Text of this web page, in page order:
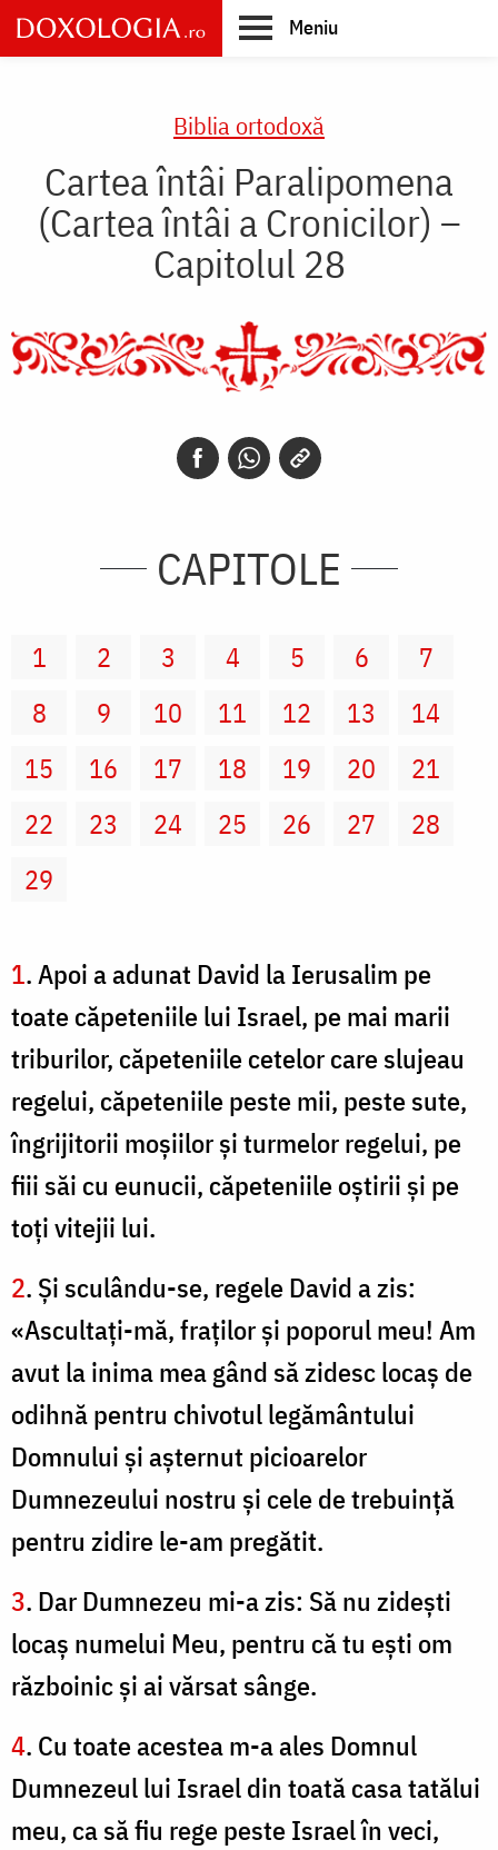
Skip
to
main
Meniu
Biblia ortodoxă
Cartea întâi Paralipomena
(Cartea întâi a Cronicilor) –
Capitolul 28
CAPITOLE
1 2 3 4 5 6
7
8
9 10 11 12 13
14
15
16 17 18 19 20
21
22
23 24 25 26 27
28
29
1. Apoi a adunat David la Ierusalim pe
toate căpeteniile lui Israel, pe mai marii
triburilor, căpeteniile cetelor care slujeau
regelui, căpeteniile peste mii, peste sute,
îngrijitorii moşiilor şi turmelor regelui, pe
fiii săi cu eunucii, căpeteniile oştirii şi pe
toţi vitejii lui.
2. Şi sculându-se, regele David a zis:
«Ascultaţi-mă, fraţilor şi poporul meu! Am
avut la inima mea gând să zidesc locaş de
odihnă pentru chivotul legământului
Domnului şi aşternut picioarelor
Dumnezeului nostru şi cele de trebuinţă
pentru zidire le-am pregătit.
3. Dar Dumnezeu mi-a zis: Să nu zideşti
locaş numelui Meu, pentru că tu eşti om
războinic şi ai vărsat sânge.
4. Cu toate acestea m-a ales Domnul
Dumnezeul lui Israel din toată casa tatălui
meu, ca să fiu rege peste Israel în veci,